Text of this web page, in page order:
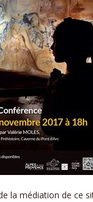
la médiation de ce